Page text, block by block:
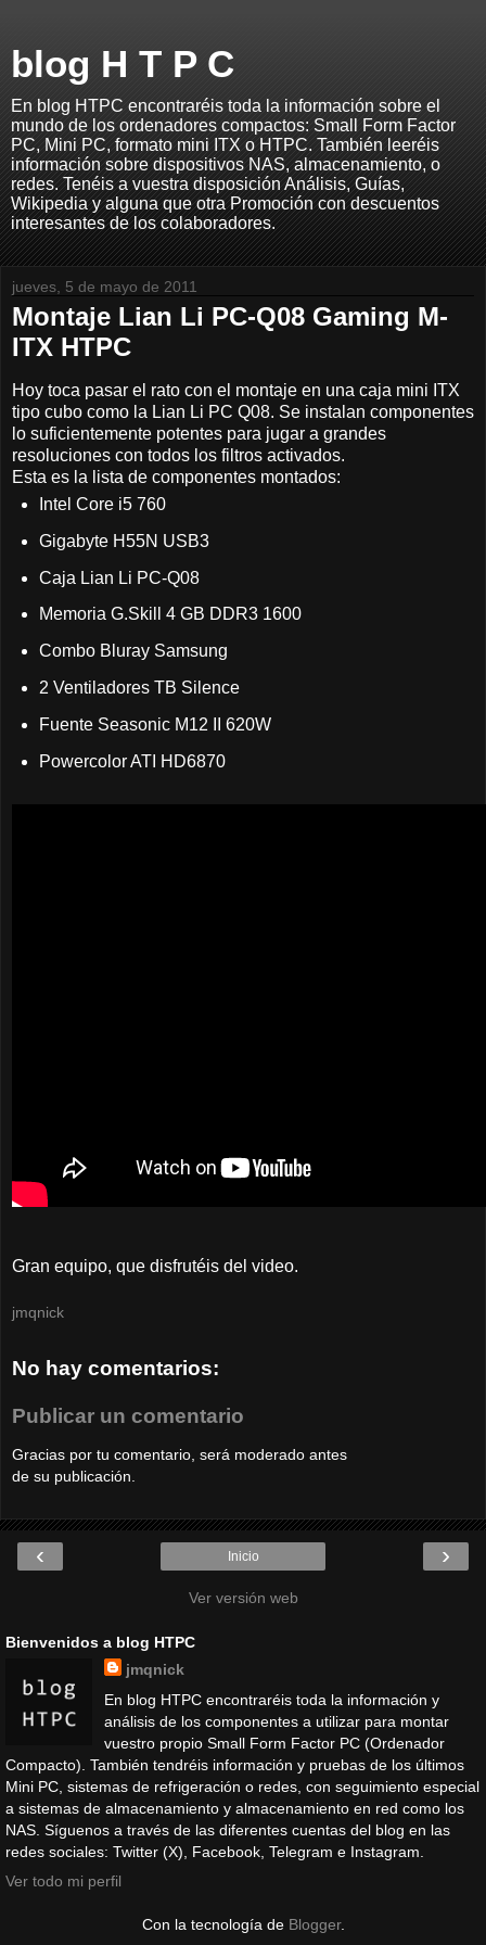
blog H T P C
En blog HTPC encontraréis toda la información sobre el
mundo de los ordenadores compactos: Small Form Factor
PC, Mini PC, formato mini ITX o HTPC. También leeréis
información sobre dispositivos NAS, almacenamiento, o
redes. Tenéis a vuestra disposición Análisis, Guías,
Wikipedia y alguna que otra Promoción con descuentos
interesantes de los colaboradores.
jueves, 5 de mayo de 2011
Montaje Lian Li PC-Q08 Gaming M-
ITX HTPC
Hoy toca pasar el rato con el montaje en una caja mini ITX
tipo cubo como la Lian Li PC Q08. Se instalan componentes
lo suficientemente potentes para jugar a grandes
resoluciones con todos los filtros activados.
Esta es la lista de componentes montados:
Intel Core i5 760
Gigabyte H55N USB3
Caja Lian Li PC-Q08
Memoria G.Skill 4 GB DDR3 1600
Combo Bluray Samsung
2 Ventiladores TB Silence
Fuente Seasonic M12 II 620W
Powercolor ATI HD6870
Gran equipo, que disfrutéis del video.
jmqnick
No hay comentarios:
Publicar un comentario
Gracias por tu comentario, será moderado antes
de su publicación.
‹ ›
Inicio
Ver versión web
Bienvenidos a blog HTPC
jmqnick
En blog HTPC encontraréis toda la información y
análisis de los componentes a utilizar para montar
vuestro propio Small Form Factor PC (Ordenador
Compacto). También tendréis información y pruebas de los últimos
Mini PC, sistemas de refrigeración o redes, con seguimiento especial
a sistemas de almacenamiento y almacenamiento en red como los
NAS. Síguenos a través de las diferentes cuentas del blog en las
redes sociales: Twitter (X), Facebook, Telegram e Instagram.
Ver todo mi perfil
Con la tecnología de Blogger.